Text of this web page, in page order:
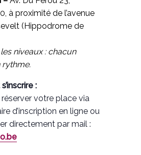
à proximité de l’avenue
(Hippodrome de
niveaux : chacun
rythme.
:
votre place via
d’inscription en ligne ou
directement par mail :